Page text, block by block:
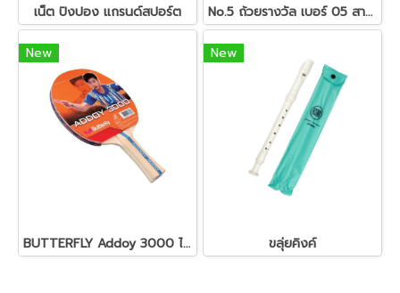
เน็ต ปิงปอง แกรนด์สปอร์ต No.5 ถ้วยรางวัล เบอร์ 05 สามารถเลือกชนิดหัวรางวัลได้
New
BUTTERFLY Addoy 3000 ไม้ปิงปอง
New
ขลุ่ยคิงค์